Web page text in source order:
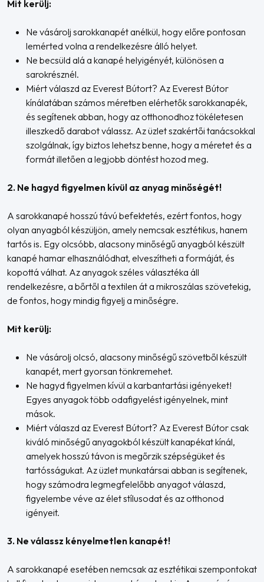
Mit kerülj:
Ne vásárolj sarokkanapét anélkül, hogy előre pontosan
lemérted volna a rendelkezésre álló helyet.
Ne becsüld alá a kanapé helyigényét, különösen a
sarokrésznél.
Miért válaszd az Everest Bútort? Az Everest Bútor
kínálatában számos méretben elérhetők sarokkanapék,
és segítenek abban, hogy az otthonodhoz tökéletesen
illeszkedő darabot válassz. Az üzlet szakértői tanácsokkal
szolgálnak, így biztos lehetsz benne, hogy a méretet és a
formát illetően a legjobb döntést hozod meg.
2. Ne hagyd figyelmen kívül az anyag minőségét!
A sarokkanapé hosszú távú befektetés, ezért fontos, hogy
olyan anyagból készüljön, amely nemcsak esztétikus, hanem
tartós is. Egy olcsóbb, alacsony minőségű anyagból készült
kanapé hamar elhasználódhat, elveszítheti a formáját, és
kopottá válhat. Az anyagok széles választéka áll
rendelkezésre, a bőrtől a textilen át a mikroszálas szövetekig,
de fontos, hogy mindig figyelj a minőségre.
Mit kerülj:
Ne vásárolj olcsó, alacsony minőségű szövetből készült
kanapét, mert gyorsan tönkremehet.
Ne hagyd figyelmen kívül a karbantartási igényeket!
Egyes anyagok több odafigyelést igényelnek, mint
mások.
Miért válaszd az Everest Bútort? Az Everest Bútor csak
kiváló minőségű anyagokból készült kanapékat kínál,
amelyek hosszú távon is megőrzik szépségüket és
tartósságukat. Az üzlet munkatársai abban is segítenek,
hogy számodra legmegfelelőbb anyagot válaszd,
figyelembe véve az élet stílusodat és az otthonod
igényeit.
3. Ne válassz kényelmetlen kanapét!
A sarokkanapé esetében nemcsak az esztétikai szempontokat